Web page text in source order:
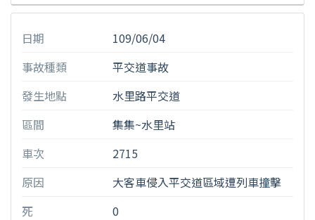
日期
109/06/04
事故種類
平交道事故
發生地點
水里路平交道
區間
集集~水里站
車次
2715
原因
大客車侵入平交道區域遭列車撞擊
死
0